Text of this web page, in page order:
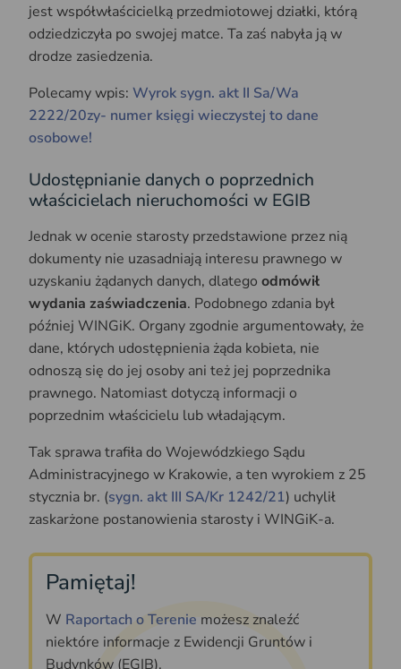
jest współwłaścicielką przedmiotowej działki, którą
odziedziczyła po swojej matce. Ta zaś nabyła ją w
drodze zasiedzenia.
Polecamy wpis: Wyrok sygn. akt II Sa/Wa
2222/20zy- numer księgi wieczystej to dane
osobowe!
Udostępnianie danych o poprzednich
właścicielach nieruchomości w EGIB
Jednak w ocenie starosty przedstawione przez nią
dokumenty nie uzasadniają interesu prawnego w
uzyskaniu żądanych danych, dlatego odmówił
wydania zaświadczenia. Podobnego zdania był
później WINGiK. Organy zgodnie argumentowały, że
dane, których udostępnienia żąda kobieta, nie
odnoszą się do jej osoby ani też jej poprzednika
prawnego. Natomiast dotyczą informacji o
poprzednim właścicielu lub władającym.
Tak sprawa trafiła do Wojewódzkiego Sądu
Administracyjnego w Krakowie, a ten wyrokiem z 25
stycznia br. (sygn. akt III SA/Kr 1242/21) uchylił
zaskarżone postanowienia starosty i WINGiK-a.
Pamiętaj!
W Raportach o Terenie możesz znaleźć
niektóre informacje z Ewidencji Gruntów i
Budynków (EGIB).